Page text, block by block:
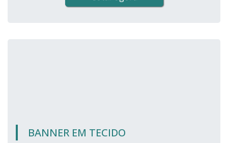
BANNER EM TECIDO